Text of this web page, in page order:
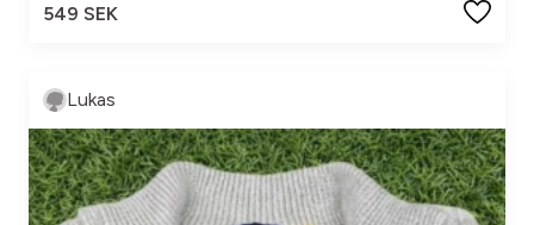
549 SEK
Lukas